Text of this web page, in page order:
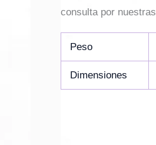
consulta por
Peso
Dimensiones